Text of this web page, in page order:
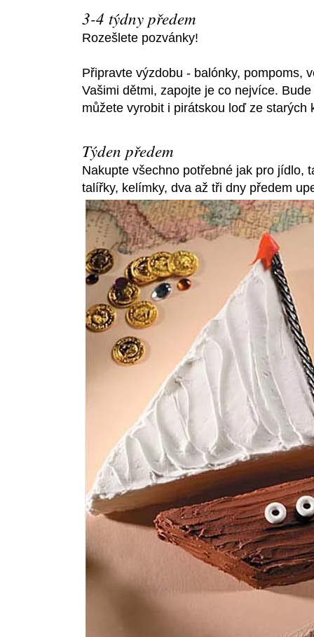
3-4 týdny předem
Rozešlete pozvánky!
Připravte výzdobu - balónky, pompoms,
Vašimi dětmi, zapojte je co nejvíce.
můžete vyrobit i pirátskou loď ze starých
Týden předem
Nakupte všechno potřebné jak pro jídlo,
talířky, kelímky, dva až tři dny předem